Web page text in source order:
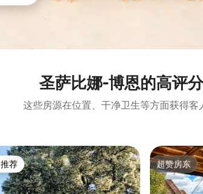
圣萨比娜-博恩的高评
这些房源在位置、干净卫生等方面获得客
客推荐」
荐 超赞房东
超赞房东